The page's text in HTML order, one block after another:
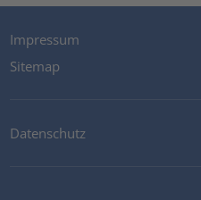
Impressum
Sitemap
Datenschutz